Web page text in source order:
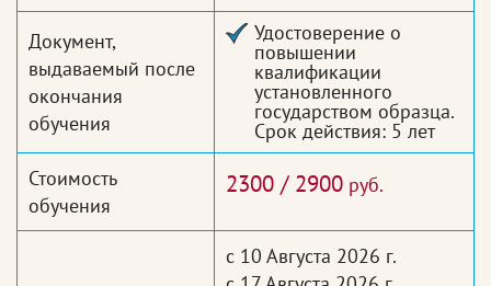
Документ,
выдаваемый после
окончания
обучения
Удостоверение о
повышении
квалификации
установленного
государством образца.
Срок действия: 5 лет
Стоимость
обучения
2300 / 2900 руб.
с 10 Августа 2026 г.